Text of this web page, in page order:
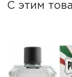
С этим